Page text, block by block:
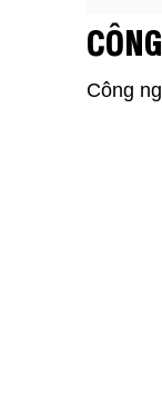
Công